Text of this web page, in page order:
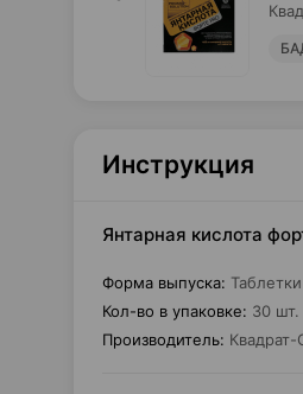
Инструкция
Янтарная кислота
Форма выпуска: Таблетки
Кол-во в упаковке: 30 шт.
Производитель: Квадрат-